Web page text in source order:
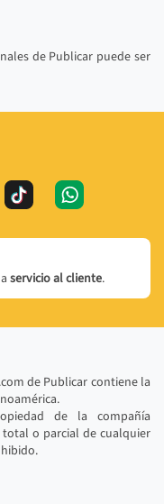
de Publicar puede ser
servicio al cliente.
de Publicar contiene la
de la compañía
o parcial de cualquier